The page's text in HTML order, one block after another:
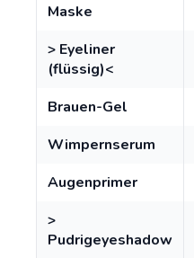
Maske
> Eyeliner
(flüssig)<
Brauen-Gel
Wimpernserum
Augenprimer
>
Pudrigeyeshadow